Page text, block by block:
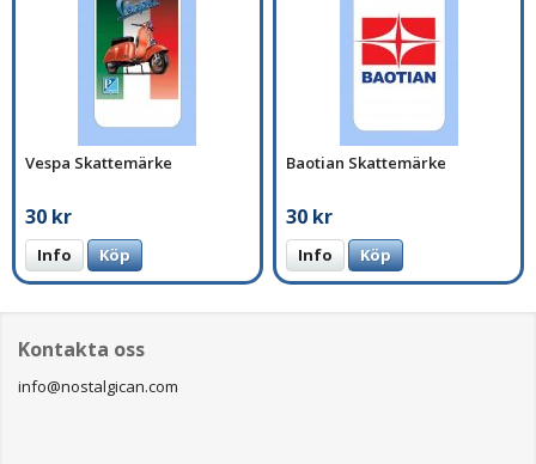
Vespa Skattemärke
30 kr
Info Köp
Baotian Skattemärke
30 kr
Info Köp
Kontakta oss
info@nostalgican.com